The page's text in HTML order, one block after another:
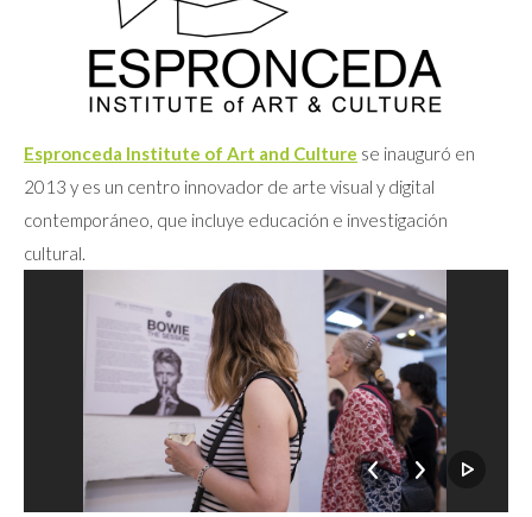
Espronceda Institute of Art and Culture se inauguró en
2013 y es un centro innovador de arte visual y digital
contemporáneo, que incluye educación e investigación
cultural.